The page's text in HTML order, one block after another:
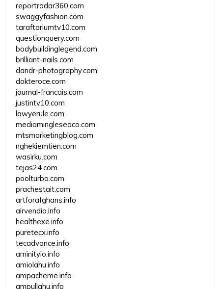
reportradar360.com
swaggyfashion.com
taraftariumtv10.com
questionquery.com
bodybuildinglegend.com
brilliant-nails.com
dandr-photography.com
dokteroce.com
journal-francais.com
justintv10.com
lawyerule.com
mediamingleseaco.com
mtsmarketingblog.com
nghekiemtien.com
wasirku.com
tejas24.com
poolturbo.com
prachestait.com
artforafghans.info
airvendio.info
healthexe.info
puretecx.info
tecadvance.info
aminityio.info
amiolahu.info
ampacheme.info
ampullahu.info